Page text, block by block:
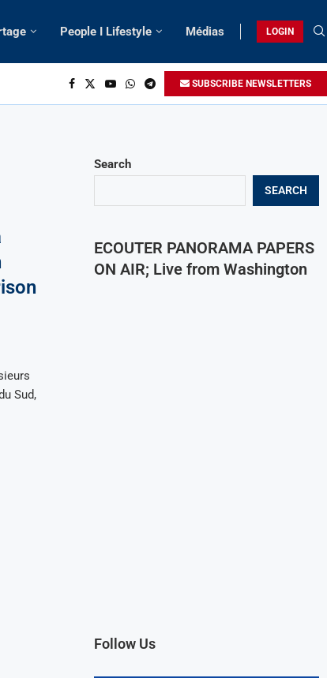
People I Lifestyle Médias LOGIN
SUBSCRIBE NEWSLETTERS
Sud,
Search
SEARCH
ECOUTER PANORAMA PAPERS
ON AIR; Live from Washington
Follow Us